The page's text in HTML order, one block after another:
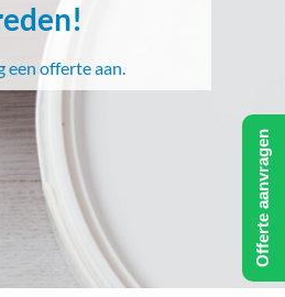
een offerte aan.
Offerte aanvragen